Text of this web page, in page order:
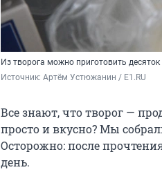
Из творога можно приготовить
Источник: Артём Устюжанин / E1.RU
Все знают, что творог —
просто и вкусно? Мы
Осторожно: после
день.